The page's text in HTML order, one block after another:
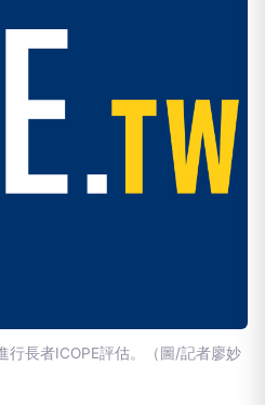
行長者ICOPE評估。（圖/記者廖妙